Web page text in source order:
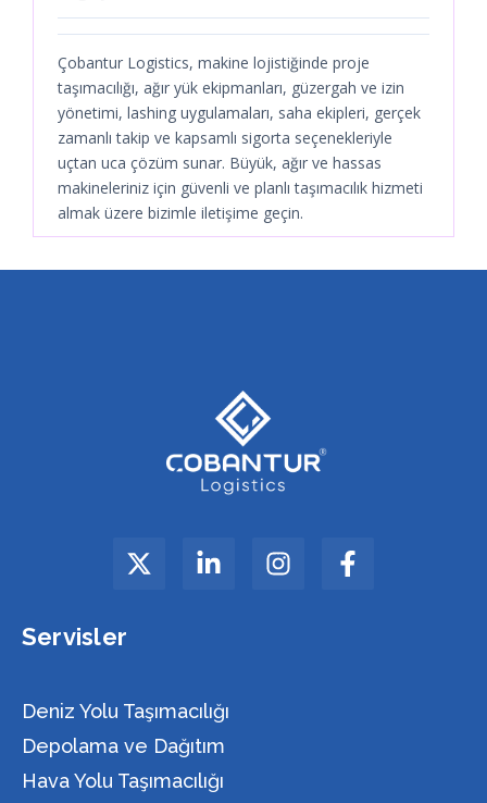
Web sitemizdeki "Navlun Teklifi Al"
formunu doldurarak veya doğrudan satış
ekibimizle iletişime geçerek, makine lojistiği
ihtiyaçlarınıza özel çözümlerimiz hakkında
detaylı bilgi alabilir ve teklif isteyebilirsiniz.
Çobantur Logistics, makine lojistiğinde proje
taşımacılığı, ağır yük ekipmanları, güzergah ve izin
yönetimi, lashing uygulamaları, saha ekipleri, gerçek
zamanlı takip ve kapsamlı sigorta seçenekleriyle
uçtan uca çözüm sunar. Büyük, ağır ve hassas
makineleriniz için güvenli ve planlı taşımacılık hizmeti
almak üzere bizimle iletişime geçin.
Servisler
Deniz Yolu Taşımacılığı
Depolama ve Dağıtım
Hava Yolu Taşımacılığı